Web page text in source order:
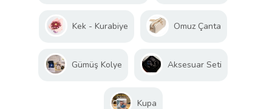
Kek - Kurabiye Omuz Çanta
Gümüş Kolye Aksesuar Seti
Kupa